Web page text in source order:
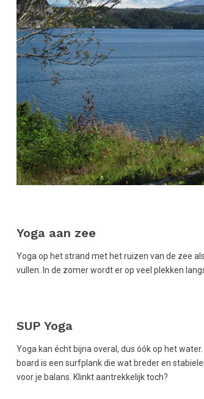
Yoga aan zee
Yoga op het strand met het ruizen van de zee
vullen. In de zomer wordt er op veel plekken
SUP Yoga
Yoga kan écht bijna overal, dus óók op het
board is een surfplank die wat breder en
voor je balans. Klinkt aantrekkelijk toch?